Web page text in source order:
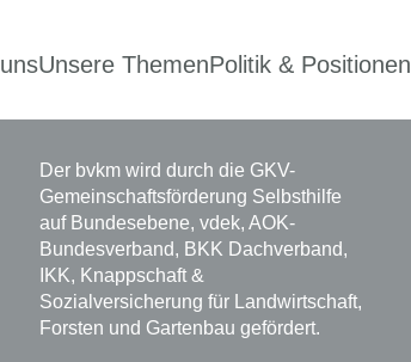
Unsere ThemenPolitik & Positionen
Der bvkm wird durch die GKV-
Gemeinschaftsförderung Selbsthilfe
auf Bundesebene, vdek, AOK-
Bundesverband, BKK Dachverband,
IKK, Knappschaft &
Sozialversicherung für Landwirtschaft,
Forsten und Gartenbau gefördert.